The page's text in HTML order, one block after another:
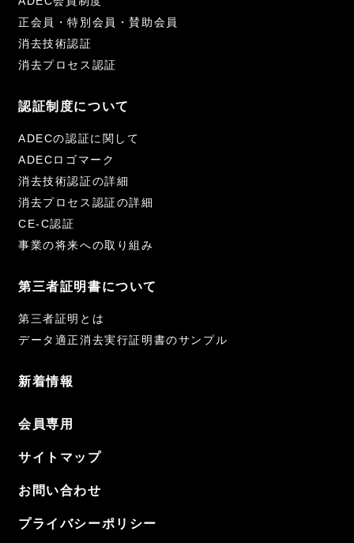
正会員・特別会員・賛助会員
消去技術認証
消去プロセス認証
認証制度について
ADECの認証に関して
ADECロゴマーク
消去技術認証の詳細
消去プロセス認証の詳細
CE-C認証
事業の将来への取り組み
第三者証明書について
第三者証明とは
データ適正消去実行証明書のサンプル
新着情報
会員専用
サイトマップ
お問い合わせ
プライバシーポリシー